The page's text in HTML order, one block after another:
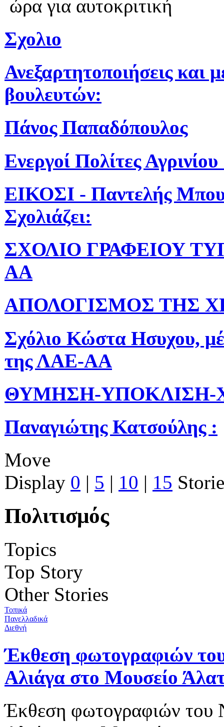
ώρα για αυτοκριτική
Σχολιο
Ανεξαρτητοποιήσεις και
βουλευτών:
Πάνος Παπαδόπουλος
Ενεργοί Πολίτες Αγρινίου
ΕΙΚΟΣΙ - Παντελής
Σχολιάζει:
ΣΧΟΛΙΟ ΓΡΑΦΕΙΟΥ
ΑΑ
ΑΠΟΛΟΓΙΣΜΟΣ ΤΗΣ
Σχόλιο Κώστα Ησυχου,
της ΛΑΕ-ΑΑ
ΘΥΜΗΣΗ-ΥΠΟΚΛΙΣΗ-
Παναγιώτης Κατσούλης :
Move
Display 0 | 5 | 10 | 15
Πολιτισμός
Topics
Top Story
Other Stories
Τοπικά
Πανελλαδικά
Διεθνή
Έκθεση φωτογραφιών
Αλιάγα στο Μουσείο
Έκθεση φωτογραφιών του